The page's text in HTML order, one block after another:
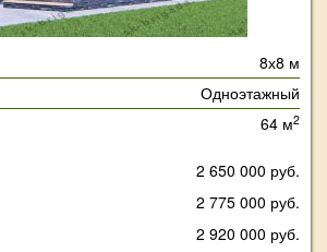
8х8 м
Одноэтажный
64 м2
2 650 000 руб.
2 775 000 руб.
2 920 000 руб.